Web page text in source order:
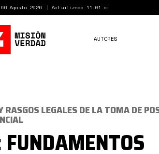
Agosto 2026 Actualizado 11:01 am
AUTORES
RASGOS LEGALES DE LA TOMA DE